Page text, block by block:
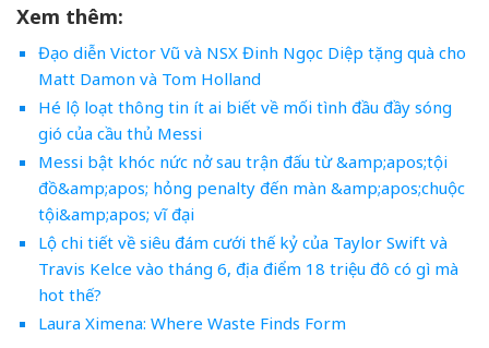
Xem thêm:
Đạo diễn Victor Vũ và NSX Đinh Ngọc Diệp tặng quà cho
Matt Damon và Tom Holland
Hé lộ loạt thông tin ít ai biết về mối tình đầu đầy sóng
gió của cầu thủ Messi
Messi bật khóc nức nở sau trận đấu từ &amp;apos;tội
đồ&amp;apos; hỏng penalty đến màn &amp;apos;chuộc
tội&amp;apos; vĩ đại
Lộ chi tiết về siêu đám cưới thế kỷ của Taylor Swift và
Travis Kelce vào tháng 6, địa điểm 18 triệu đô có gì mà
hot thế?
Laura Ximena: Where Waste Finds Form